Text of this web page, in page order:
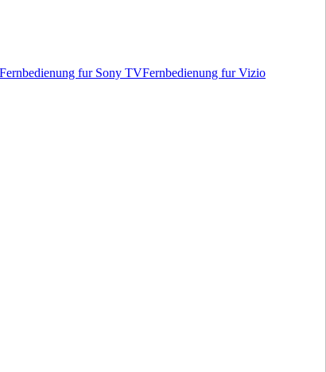
Fernbedienung fur Sony TVFernbedienung fur Vizio